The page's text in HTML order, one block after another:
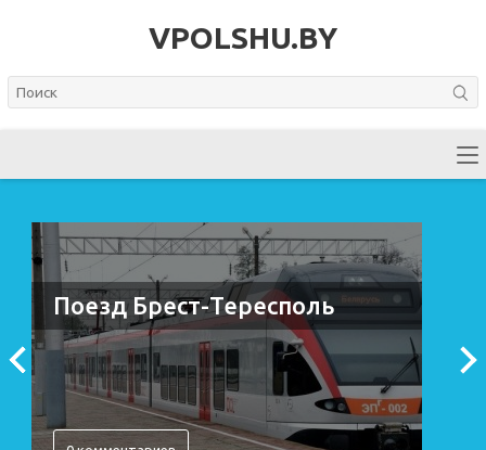
VPOLSHU.BY
Поезд Брест-Тересполь